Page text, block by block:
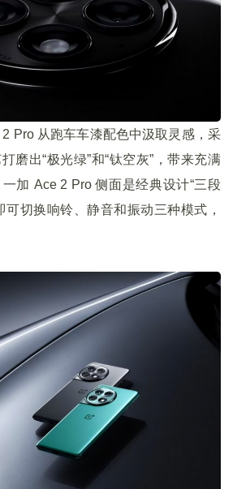
Pro 从跑车车漆配色中汲取灵感，采
磨出“极光绿”和“钛空灰”，带来充满
加 Ace 2 Pro 侧面是经典设计“三段
可切换响铃、静音和振动三种模式，